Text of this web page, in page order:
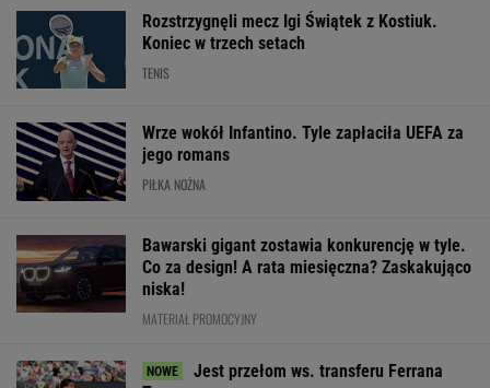
Rozstrzygnęli mecz Igi Świątek z Kostiuk.
Koniec w trzech setach
TENIS
Wrze wokół Infantino. Tyle zapłaciła UEFA za
jego romans
PIŁKA NOŻNA
Bawarski gigant zostawia konkurencję w tyle.
Co za design! A rata miesięczna? Zaskakująco
niska!
MATERIAŁ PROMOCYJNY
Jest przełom ws. transferu Ferrana